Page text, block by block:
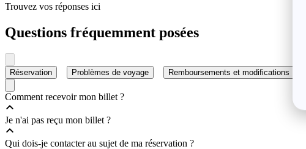
Trouvez vos réponses ici
Questions fréquemment posées
Réservation Problèmes de voyage Remboursements et modifications
Comment recevoir mon billet ?
Je n'ai pas reçu mon billet ?
Qui dois-je contacter au sujet de ma réservation ?